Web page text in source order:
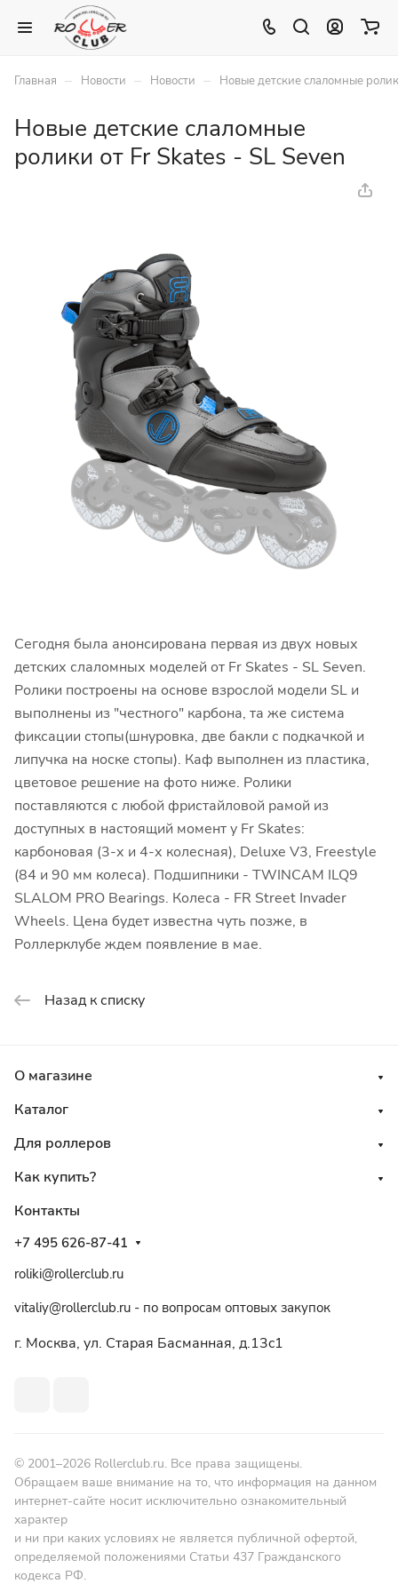
Главная – Новости – Новости – Новые детские слаломные
Новые детские слаломные
ролики от Fr Skates - SL Seven
Сегодня была анонсирована первая из двух новых
детских слаломных моделей от Fr Skates - SL Seven.
Ролики построены на основе взрослой модели SL и
выполнены из "честного" карбона, та же система
фиксации стопы(шнуровка, две бакли с подкачкой и
липучка на носке стопы). Каф выполнен из пластика,
цветовое решение на фото ниже. Ролики
поставляются с любой фристайловой рамой из
доступных в настоящий момент у Fr Skates:
карбоновая (3-х и 4-х колесная), Deluxe V3, Freestyle
(84 и 90 мм колеса). Подшипники - TWINCAM ILQ9
SLALOM PRO Bearings. Колеса - FR Street Invader
Wheels. Цена будет известна чуть позже, в
Роллерклубе ждем появление в мае.
Назад к списку
О магазине
Каталог
Для роллеров
Как купить?
Контакты
+7 495 626-87-41
roliki@rollerclub.ru
vitaliy@rollerclub.ru - по вопросам оптовых закупок
г. Москва, ул. Старая Басманная, д.13c1
© 2001–2026 Rollerclub.ru. Все права защищены.
Обращаем ваше внимание на то, что информация на данном
интернет-сайте носит исключительно ознакомительный
характер
и ни при каких условиях не является публичной офертой,
определяемой положениями Статьи 437 Гражданского
кодекса РФ.